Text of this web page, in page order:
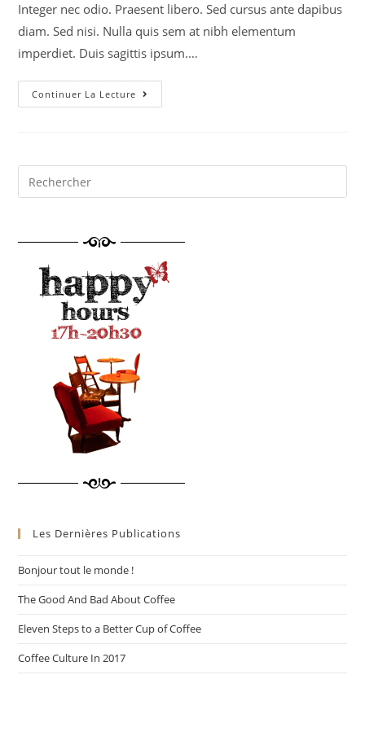
Integer nec odio. Praesent libero. Sed cursus ante dapibus
diam. Sed nisi. Nulla quis sem at nibh elementum
imperdiet. Duis sagittis ipsum.…
Continuer La Lecture
Les Dernières Publications
Bonjour tout le monde !
The Good And Bad About Coffee
Eleven Steps to a Better Cup of Coffee
Coffee Culture In 2017